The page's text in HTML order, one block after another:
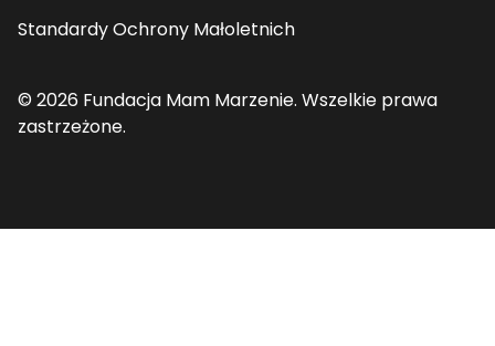
Standardy Ochrony Małoletnich
© 2026 Fundacja Mam Marzenie. Wszelkie prawa
zastrzeżone.